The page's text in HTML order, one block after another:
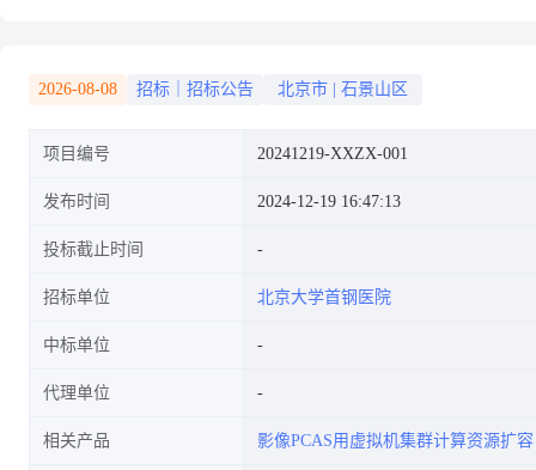
2026-08-08 招标｜招标公告 北京市 石景山区
项目编号 20241219-XXZX-001
发布时间 2024-12-19 16:47:13
投标截止时间
招标单位 北京大学首钢医院
中标单位
代理单位
相关产品 影像PCAS用虚拟机集群计算资源扩容